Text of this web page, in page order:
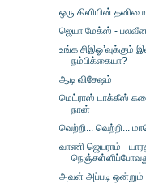
ஒரு கிளியின்
ஜெயா மேக்ஸ் -
உங்க சிஇஓ’வுக்கும்
நம்பிக்கையா?
ஆடி விசேஷம்
மெட்ராஸ் டாக்கீஸ்
நான்
வெற்றி... வெற்றி...
வாணி ஜெயராம் -
அவள் அப்படி